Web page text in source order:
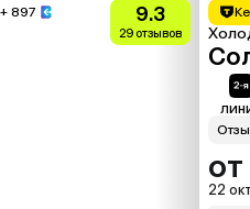
+ 897 9.3
29 отзывов
22